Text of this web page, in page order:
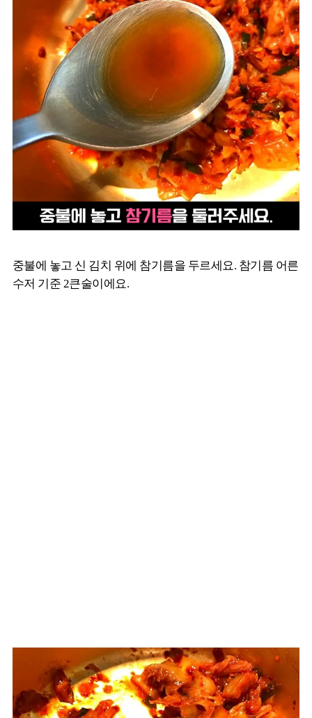
중불에 놓고 신 김치 위에 참기름을 두르세요. 참기름 어른
수저 기준 2큰술이에요.